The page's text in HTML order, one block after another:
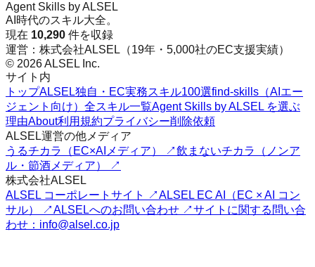
Agent Skills by ALSEL
AI時代のスキル大全。
現在 10,290 件を収録
運営：株式会社ALSEL（19年・5,000社のEC支援実績）
© 2026 ALSEL Inc.
サイト内
トップALSEL独自・EC実務スキル100選find-skills（AIエー
ジェント向け） 全スキル一覧Agent Skills by ALSEL を選ぶ
理由About利用規約プライバシー削除依頼
ALSEL運営の他メディア
うるチカラ（EC×AIメディア） ↗飲まないチカラ（ノンア
ル・節酒メディア） ↗
株式会社ALSEL
ALSEL コーポレートサイト ↗ALSEL EC AI（EC × AI コン
サル） ↗ALSELへのお問い合わせ ↗サイトに関する問い合
わせ：info@alsel.co.jp